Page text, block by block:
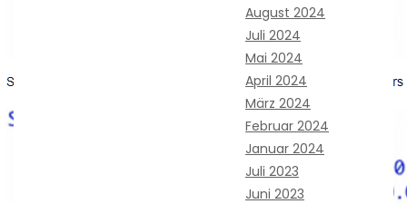
August 2024
Juli 2024
Mai 2024
April 2024
März 2024
Februar 2024
Januar 2024
Juli 2023
Juni 2023